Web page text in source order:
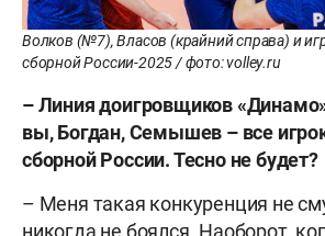
Волков (№7), Власов (крайний справа) и
сборной России-2025 / фото: volley.ru
– Линия доигровщиков
вы, Богдан, Семышев – все
сборной России. Тесно не будет?
– Меня такая конкуренция не
никогда не боялся. Наоборот,